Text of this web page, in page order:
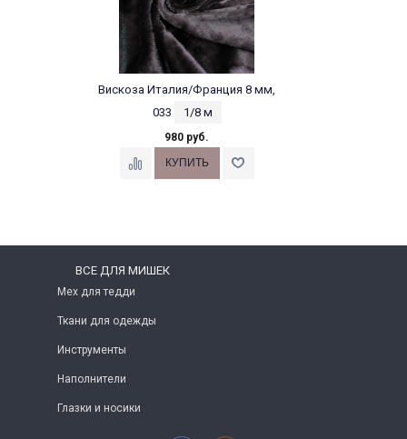
Вискоза Италия/Франция 8 мм,
033
1/8 м
980 руб.
ВСЕ ДЛЯ МИШЕК
Мех для тедди
Ткани для одежды
Инструменты
Наполнители
Глазки и носики